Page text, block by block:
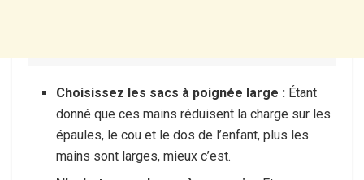
Choisissez les sacs à poignée large : Étant
donné que ces mains réduisent la charge sur les
épaules, le cou et le dos de l’enfant, plus les
mains sont larges, mieux c’est.